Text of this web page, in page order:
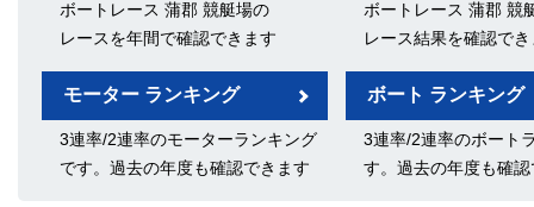
ボートレース 蒲郡 競艇場の
レースを年間で確認できます
ボートレース 蒲郡 競
レース結果を確認で
モーター ランキング
3連率/2連率のモーターランキング
です。過去の年度も確認できます
ボート ランキング
3連率/2連率のボート
す。過去の年度も確